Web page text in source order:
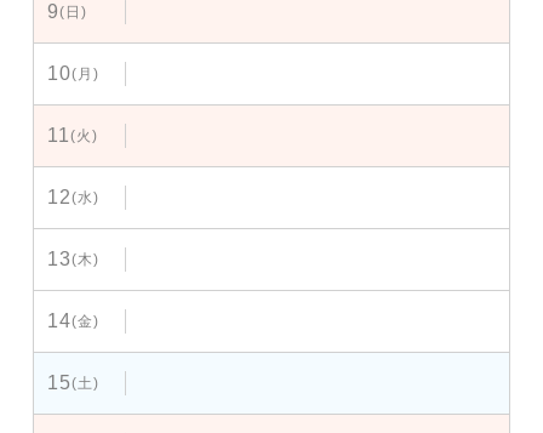
9(日)
10(月)
11(火)
12(水)
13(木)
14(金)
15(土)